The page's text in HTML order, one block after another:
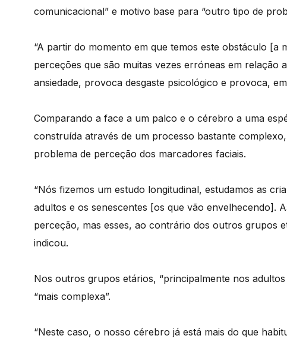
comunicacional” e motivo base para “outro tipo de
“A partir do momento em que temos este obstáculo
perceções que são muitas vezes erróneas em
ansiedade, provoca desgaste psicológico e provoca,
Comparando a face a um palco e o cérebro a uma
construída através de um processo bastante
problema de perceção dos marcadores faciais.
“Nós fizemos um estudo longitudinal, estudamos as
adultos e os senescentes [os que vão envelhecendo].
perceção, mas esses, ao contrário dos outros grupos
indicou.
Nos outros grupos etários, “principalmente nos
“mais complexa”.
“Neste caso, o nosso cérebro já está mais do que